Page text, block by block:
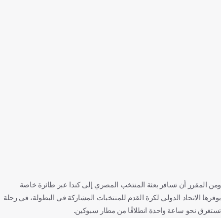
ومن المقرر أن تسافر بعثة المنتخب المصري إلى كندا عبر طائرة خاصة
يوفرها الاتحاد الدولي لكرة القدم للمنتخبات المشاركة في البطولة، في رحلة
تستغرق نحو ساعة واحدة انطلاقًا من مطار سبوكين.